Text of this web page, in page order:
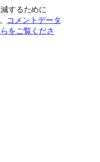
するために
コメントデータ
をご覧くださ